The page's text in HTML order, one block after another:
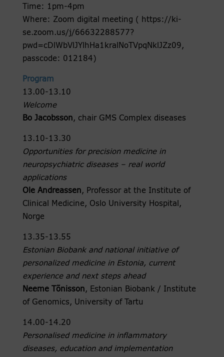
Time: 1pm-4pm
Where: Zoom digital meeting ( https://ki-
se.zoom.us/j/66632288577?
pwd=cDlWbVlJYlhHa1kralNoTVpqNklJZz09,
passcode: 012184)
Program
13.00-13.10
Welcome
Bo Jacobsson , chair GMS Complex diseases
13.10-13.30
Opportunities for precision medicine in
neuropsychiatric diseases – real world
applications
Ole Andreassen , Professor at the Institute of
Clinical Medicine, Oslo University Hospital,
Norge
13.35-13.55
Estonian Biobank and national initiative of
personalized medicine in Estonia, current
experience and next steps ahead
Neeme Tõnisson , Estonian Biobank / Institute
of Genomics, University of Tartu
14.00-14.20
Personalised medicine in inflammatory
diseases, education and implementation